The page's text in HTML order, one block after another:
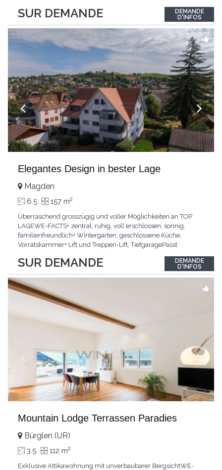
SUR DEMANDE
outdoor spaces bathed in greenery. The bedrooms also have
direct access to the outdoors, offering...
DEMANDE
D'INFOS
Elegantes Design in bester Lage
SUR DEMANDE
Magden
6.5 157 m2
Überraschend grosszügig und voller Möglichkeiten an TOP
LAGEWE-FACTS+ zentral, ruhig, voll erschlossen, sonnig,
familienfreundlich+ Wintergarten, geschlossene Küche,
Vorratskammer+ Lift und Treppen-Lift, TiefgaragePasst
Wintergarten schaffen ein lichtdurchflutetes
Wunder.Interessiert? JETZT anrufen: +41 76 507 21 32
DEMANDE
D'INFOS
Mountain Lodge Terrassen Paradies
Bürglen (UR)
3.5 112 m2
Exklusive Attikawohnung mit unverbaubarer BergsichtWE-